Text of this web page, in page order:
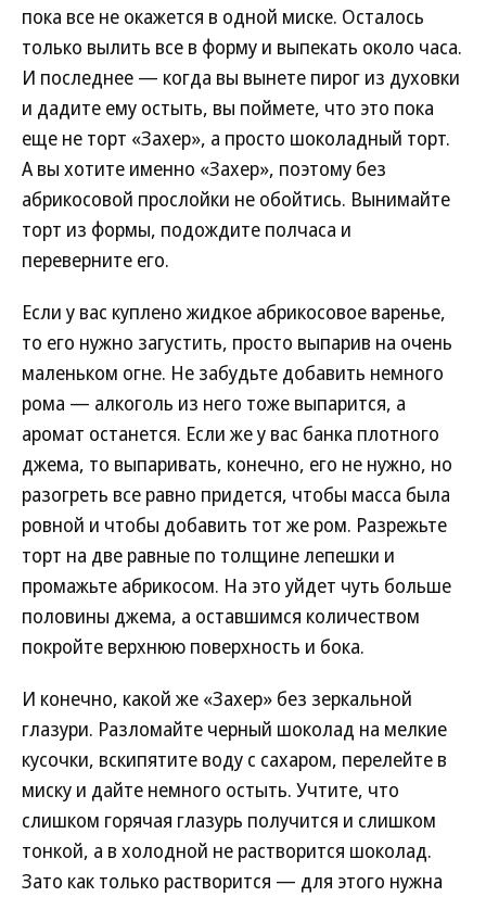
пока все не окажется в одной миске. Осталось
только вылить все в форму и выпекать около часа.
И последнее — когда вы вынете пирог из духовки
и дадите ему остыть, вы поймете, что это пока
еще не торт «Захер», а просто шоколадный торт.
А вы хотите именно «Захер», поэтому без
абрикосовой прослойки не обойтись. Вынимайте
торт из формы, подождите полчаса и
переверните его.
Если у вас куплено жидкое абрикосовое варенье,
то его нужно загустить, просто выпарив на очень
маленьком огне. Не забудьте добавить немного
рома — алкоголь из него тоже выпарится, а
аромат останется. Если же у вас банка плотного
джема, то выпаривать, конечно, его не нужно, но
разогреть все равно придется, чтобы масса была
ровной и чтобы добавить тот же ром. Разрежьте
торт на две равные по толщине лепешки и
промажьте абрикосом. На это уйдет чуть больше
половины джема, а оставшимся количеством
покройте верхнюю поверхность и бока.
И конечно, какой же «Захер» без зеркальной
глазури. Разломайте черный шоколад на мелкие
кусочки, вскипятите воду с сахаром, перелейте в
миску и дайте немного остыть. Учтите, что
слишком горячая глазурь получится и слишком
тонкой, а в холодной не растворится шоколад.
Зато как только растворится — для этого нужна